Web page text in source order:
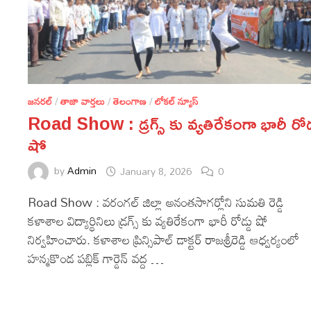
జనరల్/తాజా వార్తలు/తెలంగాణ/లోకల్ న్యూస్
Road Show : డ్రగ్స్ కు వ్యతిరేకంగా భారీ
షో
byAdmin January 8, 2026 0
Road Show : వరంగల్ జిల్లా అనంతసాగర్లోని సుమతి రెడ్డి
కళాశాల విద్యార్థినిలు డ్రగ్స్ కు వ్యతిరేకంగా భారీ రోడ్డు షో
నిర్వహించారు. కళాశాల ప్రిన్సిపాల్ డాక్టర్ రాజశ్రీరెడ్డి ఆధ్వర్యంలో
హన్మకొండ పబ్లిక్ గార్డెన్ వద్ద …